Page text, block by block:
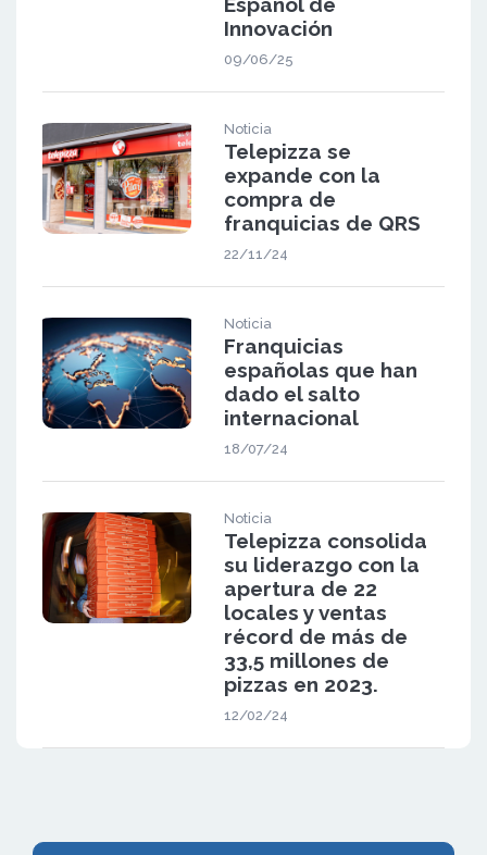
Innovación
09/06/25
Noticia
Telepizza se
expande con la
compra de
franquicias de QRS
22/11/24
Noticia
Franquicias
españolas que han
dado el salto
internacional
18/07/24
Noticia
Telepizza consolida
su liderazgo con la
apertura de 22
locales y ventas
récord de más de
33,5 millones de
pizzas en 2023.
12/02/24